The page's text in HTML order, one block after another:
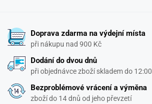
Doprava zdarma na výdejní místa
při nákupu nad 900 Kč
Dodání do dvou dnů
při objednávce zboží skladem do 12:00
Bezproblémové vrácení a výměna
zboží do 14 dnů od jeho převzetí